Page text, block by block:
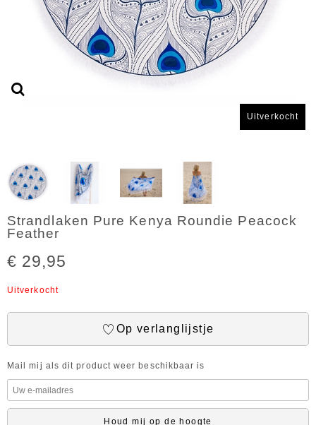
Uitverkocht
Strandlaken Pure Kenya Roundie Peacock
Feather
€ 29,95
Uitverkocht
Op verlanglijstje
Mail mij als dit product weer beschikbaar is
Houd mij op de hoogte